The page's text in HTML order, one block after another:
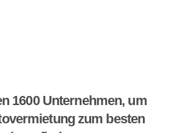
1600 Unternehmen, um
zum besten